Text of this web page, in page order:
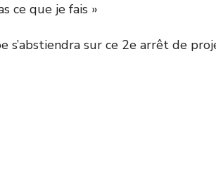
ce que je fais »
sur ce 2e arrêt de